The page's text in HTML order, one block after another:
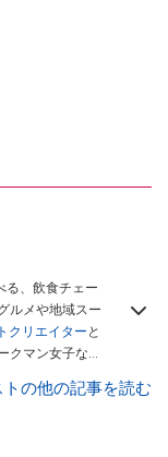
る、飲食チェー
ルメや地域スー
クリエイター と
クマン女子など
ボーイ」、宝島
の他の記事を読む